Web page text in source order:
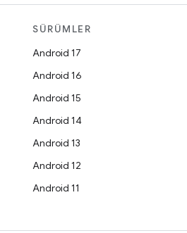
SÜRÜMLER
Android 17
Android 16
Android 15
Android 14
Android 13
Android 12
Android 11